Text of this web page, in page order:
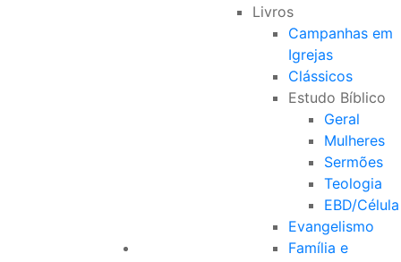
Livros
Campanhas em
Igrejas
Clássicos
Estudo Bíblico
Geral
Mulheres
Sermões
Teologia
EBD/Célula
Evangelismo
Família e